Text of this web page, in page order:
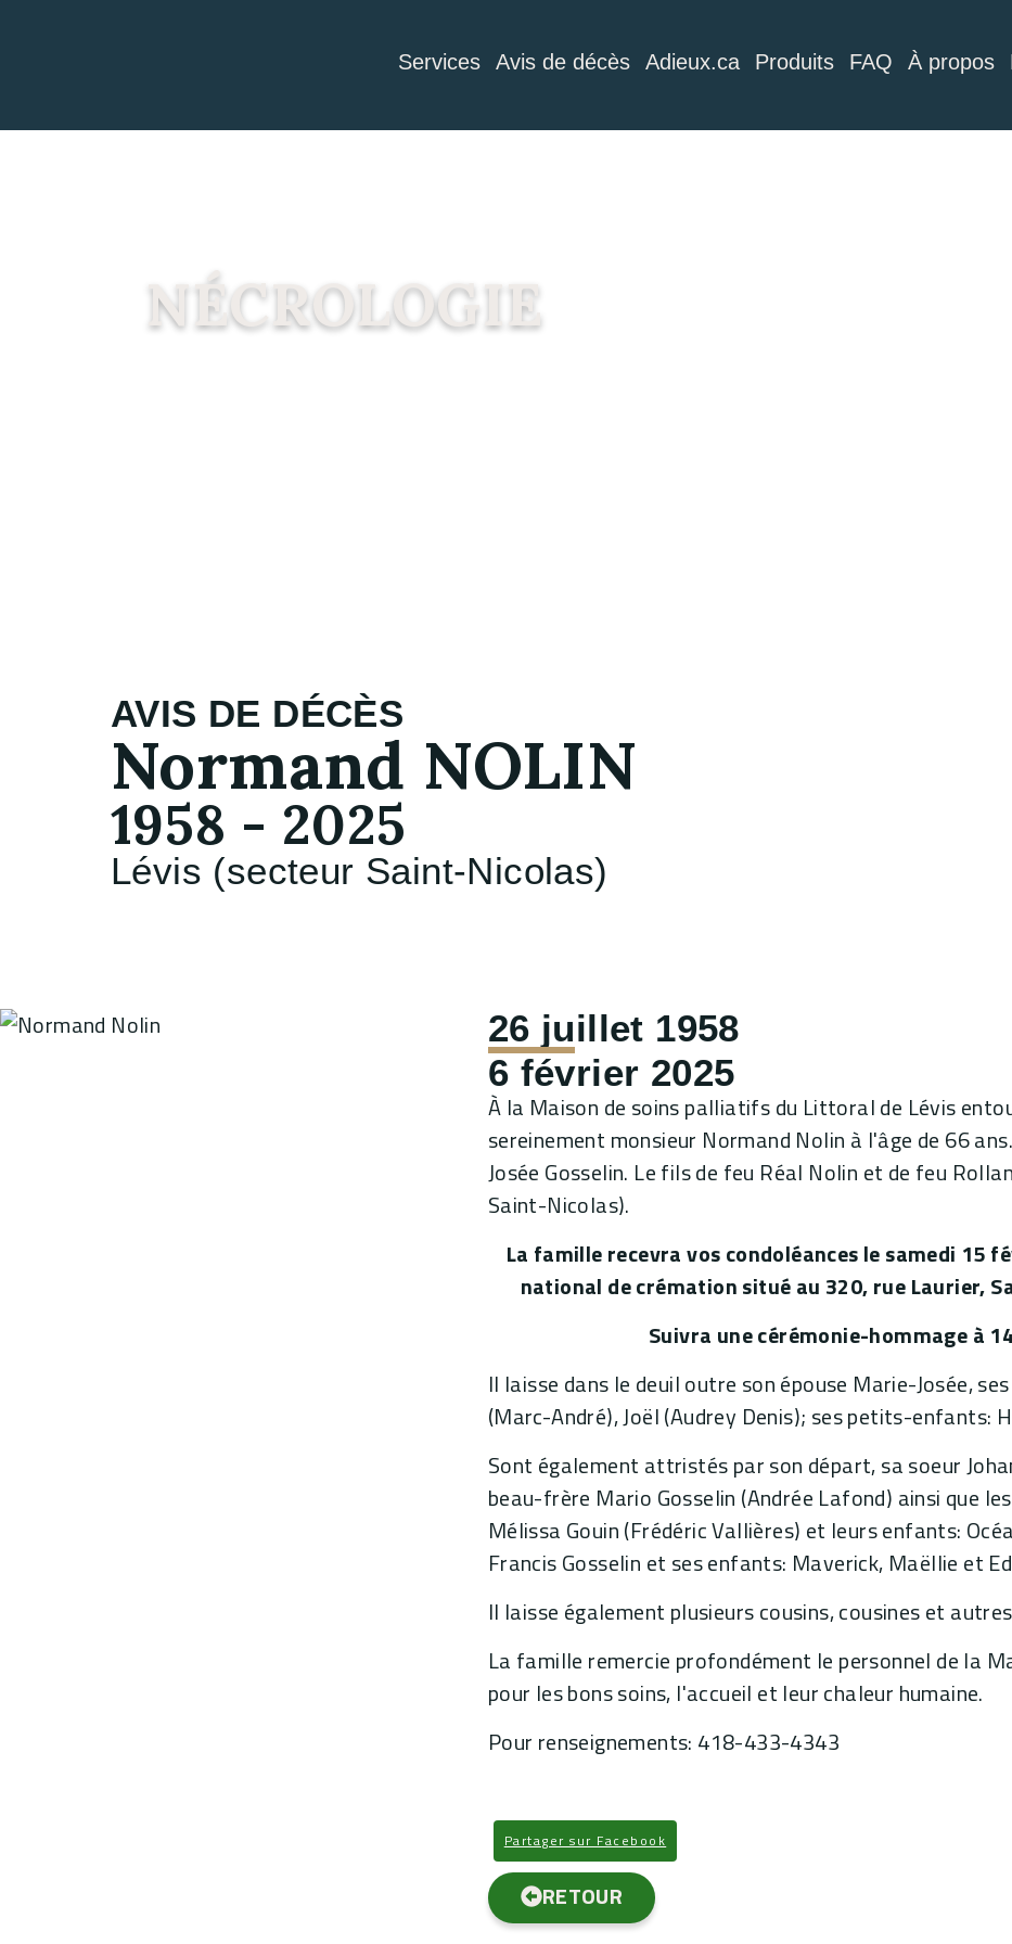
Services Avis de décès Adieux.ca Produits FAQ À propos
NÉCROLOGIE
AVIS DE DÉCÈS
Normand NOLIN
1958 - 2025
Lévis (secteur Saint-Nicolas)
26 juillet 1958
6 février 2025
À la Maison de soins palliatifs du Littoral de Lévis
sereinement monsieur Normand Nolin à l'âge de 66
Josée Gosselin. Le fils de feu Réal Nolin et de feu
Saint-Nicolas).
La famille recevra vos condoléances le samedi 15
national de crémation situé au 320, rue Laurier,
Suivra une cérémonie-hommage à
Il laisse dans le deuil outre son épouse Marie-Josée,
(Marc-André), Joël (Audrey Denis); ses petits-enfants:
Sont également attristés par son départ, sa soeur
beau-frère Mario Gosselin (Andrée Lafond) ainsi que
Mélissa Gouin (Frédéric Vallières) et leurs enfants:
Francis Gosselin et ses enfants: Maverick, Maëllie et
Il laisse également plusieurs cousins, cousines et
La famille remercie profondément le personnel de la
pour les bons soins, l'accueil et leur chaleur humaine.
Pour renseignements: 418-433-4343
Partager sur Facebook
RETOUR